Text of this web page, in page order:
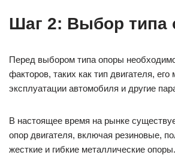
Шаг 2: Выбор типа
Перед выбором типа опоры
факторов, таких как тип двигателя,
эксплуатации автомобиля и другие
В настоящее время на рынке
опор двигателя, включая резиновые,
жесткие и гибкие металлические опоры.